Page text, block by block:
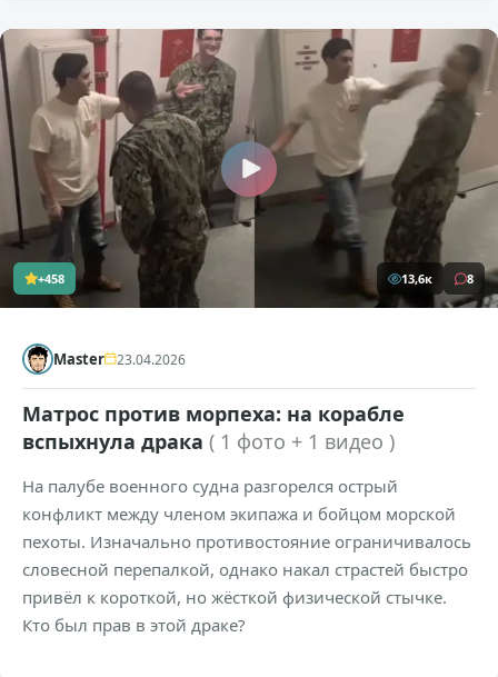
+458 13,6к 8
Master 23.04.2026
Матрос против морпеха: на корабле
вспыхнула драка ( 1 фото + 1 видео )
На палубе военного судна разгорелся острый
конфликт между членом экипажа и бойцом морской
пехоты. Изначально противостояние ограничивалось
словесной перепалкой, однако накал страстей быстро
привёл к короткой, но жёсткой физической стычке.
Кто был прав в этой драке?